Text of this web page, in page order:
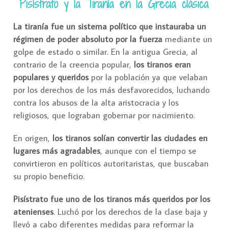
Pisístrato y la Tiranía en la Grecia clásica
La tiranía fue un sistema político que instauraba un
régimen de poder absoluto por la fuerza mediante un
golpe de estado o similar. En la antigua Grecia, al
contrario de la creencia popular, los tiranos eran
populares y queridos por la población ya que velaban
por los derechos de los más desfavorecidos, luchando
contra los abusos de la alta aristocracia y los
religiosos, que lograban gobernar por nacimiento.
En origen, los tiranos solían convertir las ciudades en
lugares más agradables, aunque con el tiempo se
convirtieron en políticos autoritaristas, que buscaban
su propio beneficio.
Pisístrato fue uno de los tiranos más queridos por los
atenienses. Luchó por los derechos de la clase baja y
llevó a cabo diferentes medidas para reformar la